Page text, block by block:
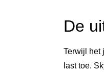
De
Terwijl het
last toe.